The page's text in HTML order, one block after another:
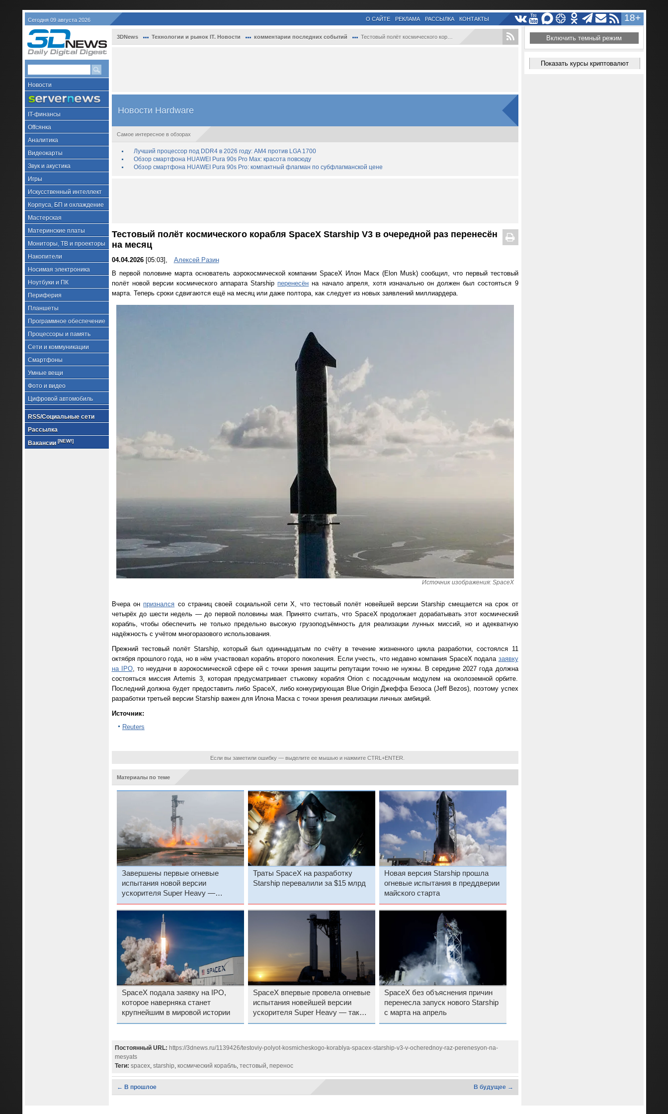
Сегодня 09 августа 2026 18+
О САЙТЕ РЕКЛАМА РАССЫЛКА КОНТАКТЫ
Новости
IT-финансы
Offсянка
Аналитика
Видеокарты
Звук и акустика
Игры
Искусственный интеллект
Корпуса, БП и охлаждение
Мастерская
Материнские платы
Мониторы, ТВ и проекторы
Накопители
Носимая электроника
Ноутбуки и ПК
Периферия
Планшеты
Программное обеспечение
Процессоры и память
Сети и коммуникации
Смартфоны
Умные вещи
Фото и видео
Цифровой автомобиль
RSS/Социальные сети
Рассылка
Вакансии [NEW!]
3DNews Технологии и рынок IT. Новости комментарии последних событий Тестовый полёт космического корабля Spac...
Новости Hardware
Самое интересное в обзорах
Лучший процессор под DDR4 в 2026 году: AM4 против LGA 1700
Обзор смартфона HUAWEI Pura 90s Pro Max: красота повсюду
Обзор смартфона HUAWEI Pura 90s Pro: компактный флагман по субфлагманской цене
Тестовый полёт космического корабля SpaceX Starship V3 в очередной раз перенесён
на месяц
04.04.2026[05:03],
Алексей Разин
В первой половине марта основатель аэрокосмической компании SpaceX Илон Маск (Elon Musk) сообщил, что первый тестовый
полёт новой версии космического аппарата Starship перенесён на начало апреля, хотя изначально он должен был состояться 9
марта. Теперь сроки сдвигаются ещё на месяц или даже полтора, как следует из новых заявлений миллиардера.
Источник изображения: SpaceX
Вчера он признался со страниц своей социальной сети X, что тестовый полёт новейшей версии Starship смещается на срок от
четырёх до шести недель — до первой половины мая. Принято считать, что SpaceX продолжает дорабатывать этот космический
корабль, чтобы обеспечить не только предельно высокую грузоподъёмность для реализации лунных миссий, но и адекватную
надёжность с учётом многоразового использования.
Прежний тестовый полёт Starship, который был одиннадцатым по счёту в течение жизненного цикла разработки, состоялся 11
октября прошлого года, но в нём участвовал корабль второго поколения. Если учесть, что недавно компания SpaceX подала заявку
на IPO, то неудачи в аэрокосмической сфере ей с точки зрения защиты репутации точно не нужны. В середине 2027 года должна
состояться миссия Artemis 3, которая предусматривает стыковку корабля Orion с посадочным модулем на околоземной орбите.
Последний должна будет предоставить либо SpaceX, либо конкурирующая Blue Origin Джеффа Безоса (Jeff Bezos), поэтому успех
разработки третьей версии Starship важен для Илона Маска с точки зрения реализации личных амбиций.
Источник:
Reuters
Если вы заметили ошибку — выделите ее мышью и нажмите CTRL+ENTER.
Материалы по теме
Завершены первые огневые
испытания новой версии
ускорителя Super Heavy —
SpaceX готова к запуску Starship
V3
Траты SpaceX на разработку
Starship перевалили за $15 млрд
Новая версия Starship прошла
огневые испытания в преддверии
майского старта
SpaceX подала заявку на IPO,
которое наверняка станет
крупнейшим в мировой истории
SpaceX впервые провела огневые
испытания новейшей версии
ускорителя Super Heavy — такой
долетит даже до Луны
SpaceX без объяснения причин
перенесла запуск нового Starship
с марта на апрель
Постоянный URL: https://3dnews.ru/1139426/testoviy-polyot-kosmicheskogo-korablya-spacex-starship-v3-v-ocherednoy-raz-perenesyon-na-
mesyats
Теги: spacex, starship, космический корабль, тестовый, перенос
← В прошлое В будущее →
Включить темный режим
Показать курсы криптовалют